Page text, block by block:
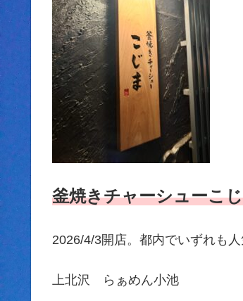
釜焼きチャーシューこ
2026/4/3開店。都内でいずれも
上北沢 らぁめん小池